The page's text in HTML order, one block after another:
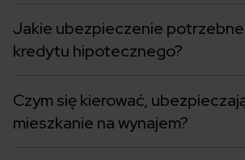
Jakie ubezpieczenie
kredytu hipotecznego?
Czym się kierować,
mieszkanie na wynajem?